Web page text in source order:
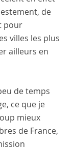
de
pour
villes les plus
ailleurs en
de temps
ce que je
mieux
de France,